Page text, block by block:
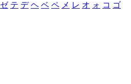
ゼ テ デ ヘ ベ ペ メ レ オ ォ コ ゴ